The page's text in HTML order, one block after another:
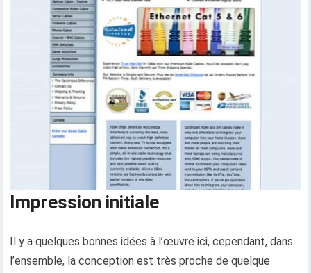
Impression initiale
Il y a quelques bonnes idées à l’œuvre ici, cependant, dans
l’ensemble, la conception est très proche de quelque